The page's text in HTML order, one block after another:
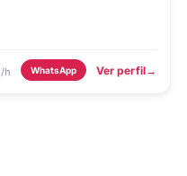
/h WhatsApp Ver perfil